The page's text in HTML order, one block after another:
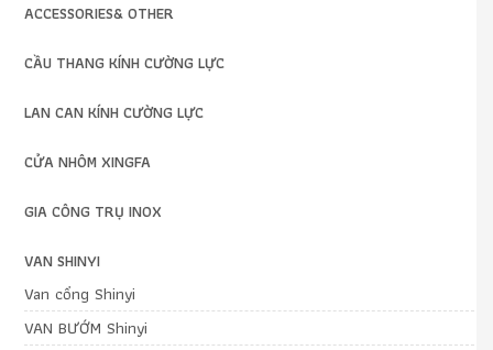
ACCESSORIES& OTHER
CẦU THANG KÍNH CƯỜNG LỰC
LAN CAN KÍNH CƯỜNG LỰC
CỬA NHÔM XINGFA
GIA CÔNG TRỤ INOX
VAN SHINYI
Van cổng Shinyi
VAN BƯỚM Shinyi